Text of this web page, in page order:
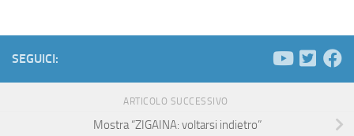
SEGUICI:
ARTICOLO SUCCESSIVO
Mostra “ZIGAINA: voltarsi indietro”